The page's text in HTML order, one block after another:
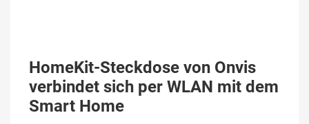
HomeKit-Steckdose von Onvis
verbindet sich per WLAN mit dem
Smart Home